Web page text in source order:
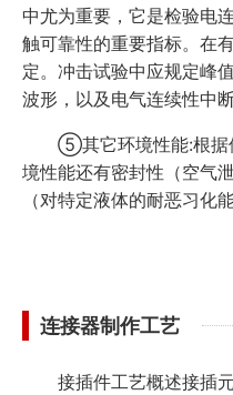
中尤为重要，它是检验电
触可靠性的重要指标。在
定。冲击试验中应规定峰
波形，以及电气连续性中断
⑤其它环境性能:根据
境性能还有密封性（空气
（对特定液体的耐恶习化
连接器制作工艺
接插件工艺概述接插